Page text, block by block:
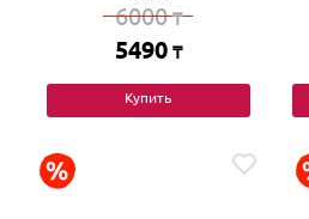
6000₸
5490 ₸
Купить